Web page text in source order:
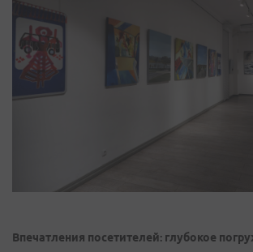
Впечатления посетителей: глубокое